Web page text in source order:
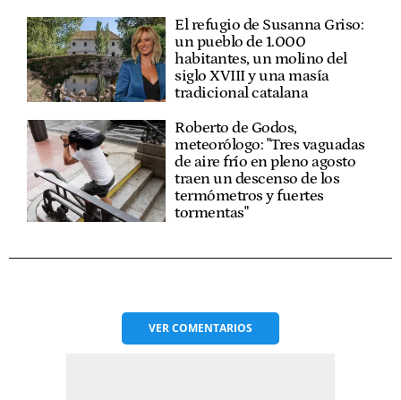
El refugio de Susanna Griso:
un pueblo de 1.000
habitantes, un molino del
siglo XVIII y una masía
tradicional catalana
Roberto de Godos,
meteorólogo: "Tres vaguadas
de aire frío en pleno agosto
traen un descenso de los
termómetros y fuertes
tormentas"
VERCOMENTARIOS